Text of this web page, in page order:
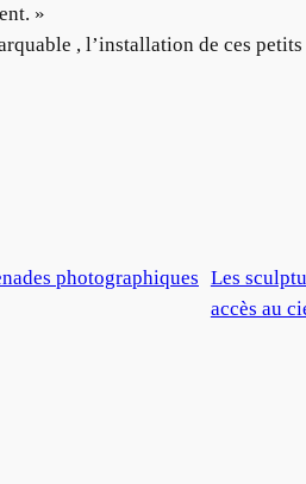
»
, l’installation de ces
photographiques Les
accès au